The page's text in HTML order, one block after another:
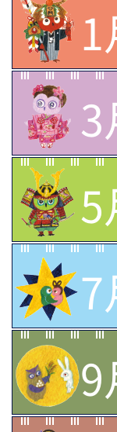
1
3
5
7
9